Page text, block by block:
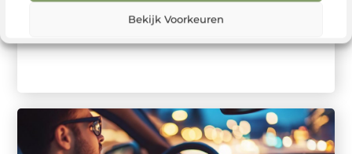
Bekijk Voorkeuren